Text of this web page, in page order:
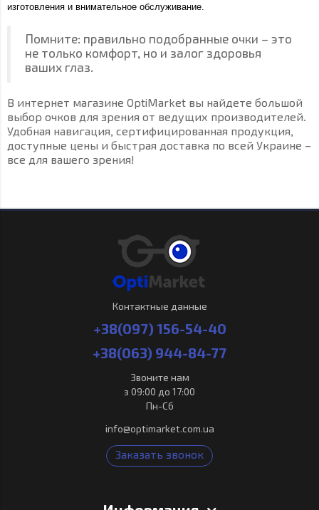
изготовления и внимательное обслуживание.
Помните: правильно подобранные очки – это
не только комфорт, но и залог здоровья
ваших глаз.
В интернет магазине OptiMarket вы найдете большой
выбор очков для зрения от ведущих производителей.
Удобная навигация, сертифицированная продукция,
доступные цены и быстрая доставка по всей Украине –
все для вашего зрения!
Контактные данные
+38(097) 156-54-40
+38(063) 944-84-77
Звоните нам
з 09:00 до 17:00
Пн-Сб
info@optimarket.com.ua
Заказать звонок